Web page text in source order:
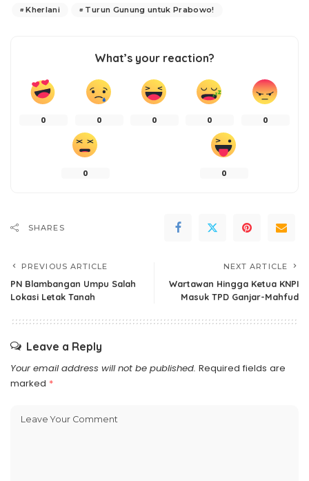
Kherlani
Turun Gunung untuk Prabowo!
What’s your reaction?
0 0 0 0 0
0 0
SHARES
PREVIOUS ARTICLE
PN Blambangan Umpu Salah
Lokasi Letak Tanah
NEXT ARTICLE
Wartawan Hingga Ketua KNPI
Masuk TPD Ganjar-Mahfud
Leave a Reply
Your email address will not be published. Required fields are
marked *